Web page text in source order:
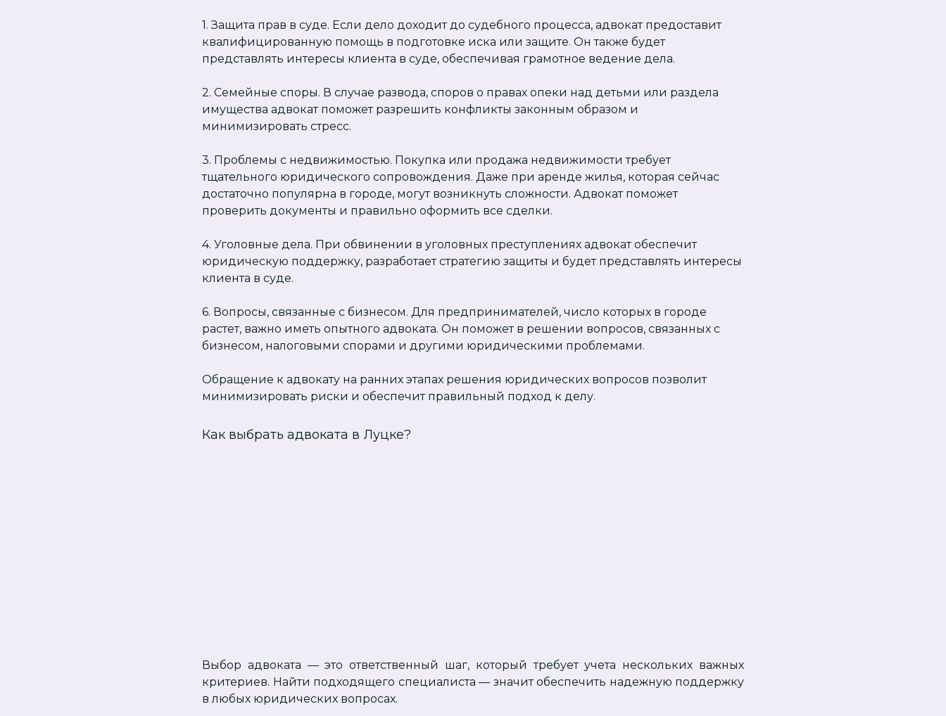
1. Защита прав в суде. Если дело доходит до судебного процесса, адвокат предоставит
квалифицированную помощь в подготовке иска или защите. Он также будет
представлять интересы клиента в суде, обеспечивая грамотное ведение дела.
2. Семейные споры. В случае развода, споров о правах опеки над детьми или раздела
имущества адвокат поможет разрешить конфликты законным образом и
минимизировать стресс.
3. Проблемы с недвижимостью. Покупка или продажа недвижимости требует
тщательного юридического сопровождения. Даже при аренде жилья, которая сейчас
достаточно популярна в городе, могут возникнуть сложности. Адвокат поможет
проверить документы и правильно оформить все сделки.
4. Уголовные дела. При обвинении в уголовных преступлениях адвокат обеспечит
юридическую поддержку, разработает стратегию защиты и будет представлять интересы
клиента в суде.
6. Вопросы, связанные с бизнесом. Для предпринимателей, число которых в городе
растет, важно иметь опытного адвоката. Он поможет в решении вопросов, связанных с
бизнесом, налоговыми спорами и другими юридическими проблемами.
Обращение к адвокату на ранних этапах решения юридических вопросов позволит
минимизировать риски и обеспечит правильный подход к делу.
Как выбрать адвоката в Луцке?
Выбор адвоката — это ответственный шаг, который требует учета нескольких важных
критериев. Найти подходящего специалиста — значит обеспечить надежную поддержку
в любых юридических вопросах.